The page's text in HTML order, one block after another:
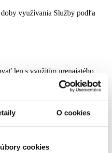
O cookies
cookies
doby využívania Služby podľa
len s využitím prenajatého,
podľa platnej Tarify
GIGA ConnectBox